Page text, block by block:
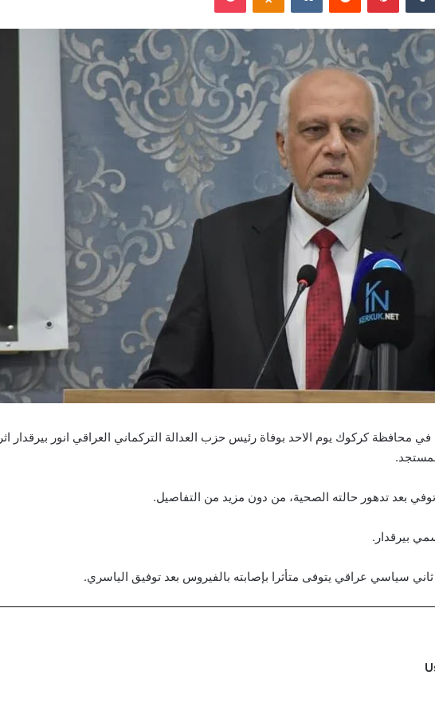
كركوك يوم الاحد بوفاة رئيس حزب العدالة التركماني العراقي انور بيرقدار اثر
بعد تدهور حالته الصحية، من دون مزيد من التفاصيل.
بيرقدار.
سياسي عراقي يتوفى متأثرا بإصابته بالفيروس بعد توفيق الياسري.